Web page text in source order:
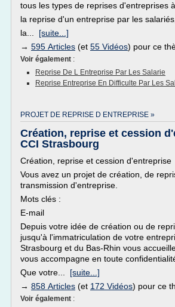
tous les types de reprises d'entreprises
la reprise d'un entreprise par les salariés,
la... [suite...]
→ 595 Articles (et 55 Vidéos) pour ce
Voir également :
Reprise De L Entreprise Par Les Salarie
Reprise Entreprise En Difficulte Par Les
PROJET DE REPRISE D ENTREPRISE »
Création, reprise et cession
CCI Strasbourg
Création, reprise et cession d'entreprise
Vous avez un projet de création, de
transmission d'entreprise.
Mots clés :
E-mail
Depuis votre idée de création ou de
jusqu'à l'immatriculation de votre
Strasbourg et du Bas-Rhin vous
vous accompagne en toute
Que votre... [suite...]
→ 858 Articles (et 172 Vidéos) pour ce
Voir également :